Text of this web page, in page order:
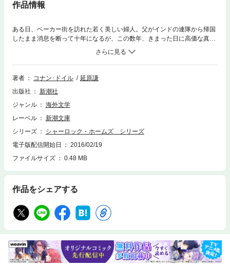
作品情報
ある日、ベーカー街を訪れた若く美しい婦人。父がインドの連隊から帰国
したまま消息を断って十年になるが、この数年、きまった日に高価な真珠
が送られてくるという……。ホームズ達が真珠の所有者を捜し当てた時、
無限の富をもつこの男は殺され、そこには“四つの署名”が——インド王族
秘蔵の宝石箱をめぐってテムズ河に繰り広げられる追跡劇！ ホームズ物
語の2作目にあたる長編。
著者 コナン･ドイル
延原謙
出版社
新潮社
ジャンル
海外文学
レーベル
新潮文庫
シリーズ
シャーロック・ホームズ シリーズ
電子版配信開始日
2016/02/19
ファイルサイズ
0.48 MB
作品をシェアする